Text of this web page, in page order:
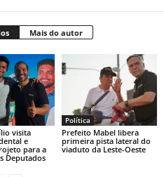
Mais do autor
visita
e
para a
Deputados
Política
Prefeito Mabel libera
primeira pista lateral do
viaduto da Leste-Oeste